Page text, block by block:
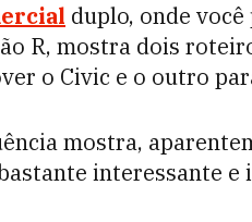
duplo, onde
R, mostra dois
o Civic e o outro
mostra,
interessante e